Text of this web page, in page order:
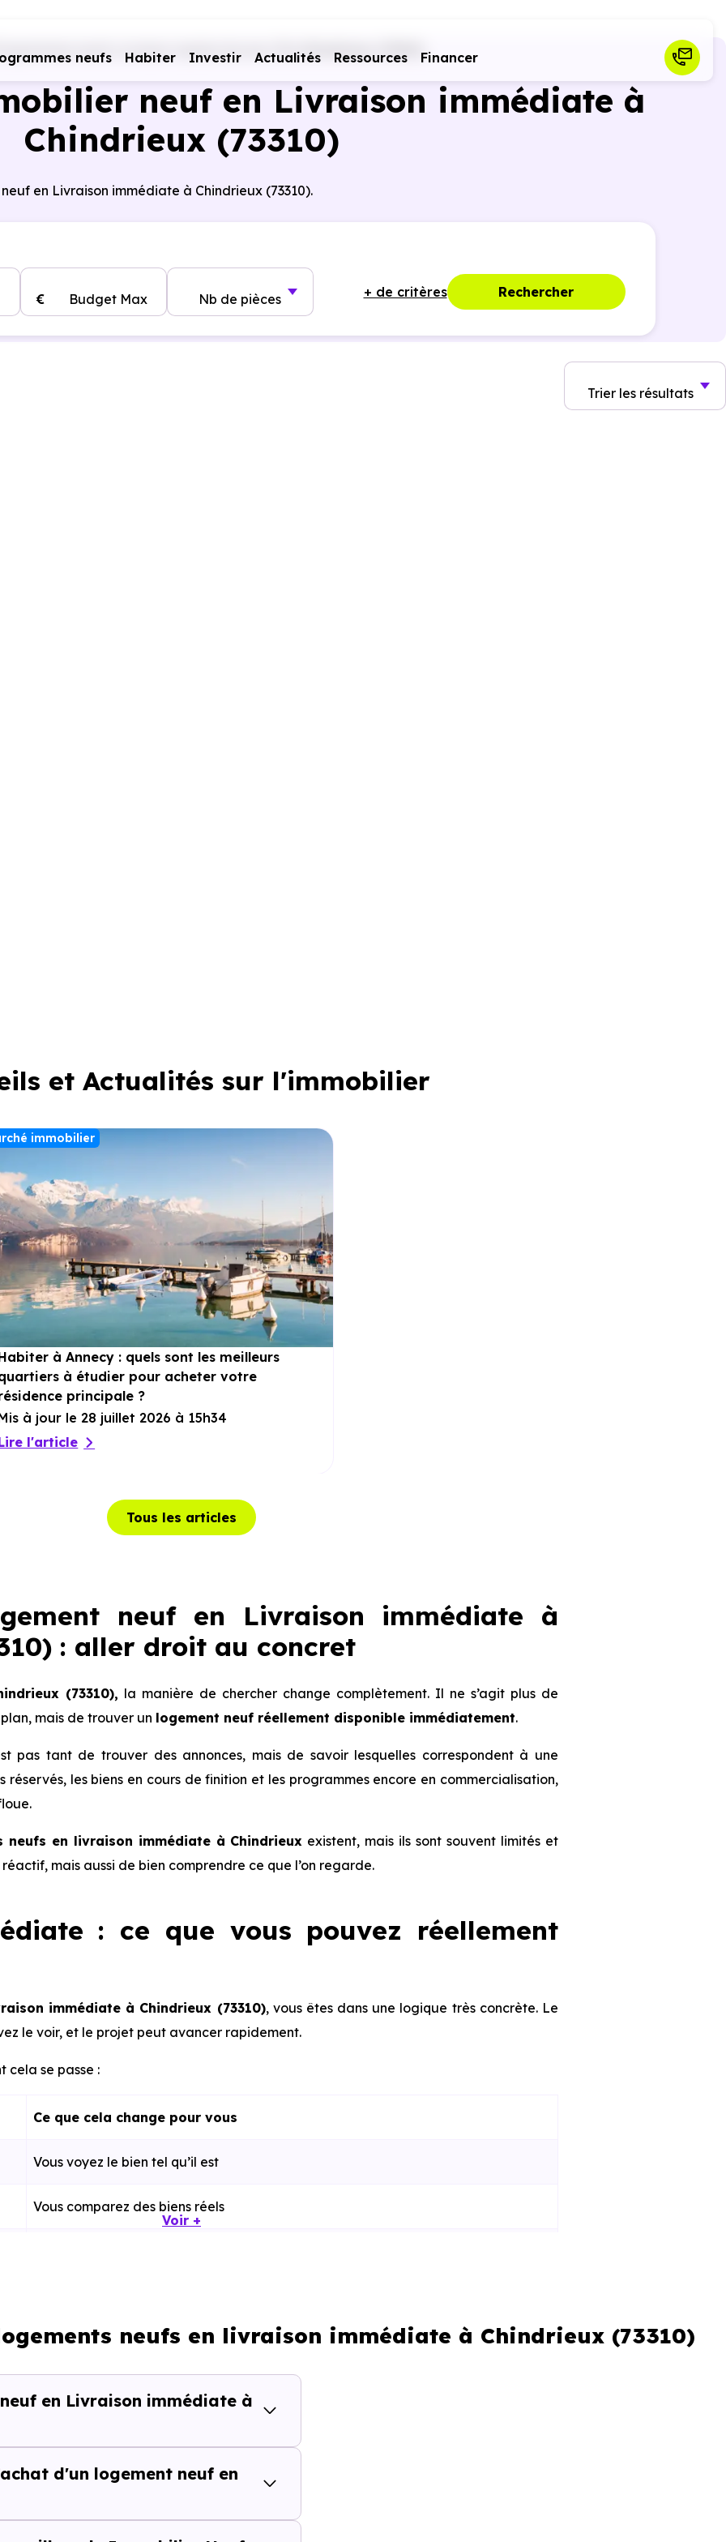
neufs Habiter Investir Actualités Ressources Financer
Programmes neufs Livraison rapide Savoie (73) Chindrieux (73310)
neuf en Livraison immédiate à
Chindrieux (73310)
en Livraison immédiate à Chindrieux (73310).
Budget Max
€ Nb de pièces + de critères Rechercher
Trier les résultats
et Actualités sur l'immobilier
immobilier
à Annecy : quels sont les meilleurs
à étudier pour acheter votre
principale ?
à jour le 28 juillet 2026 à 15h34
l'article
Tous les articles
neuf en Livraison immédiate à
: aller droit au concret
(73310), la manière de chercher change complètement. Il ne s’agit plus de
mais de trouver un logement neuf réellement disponible immédiatement.
pas tant de trouver des annonces, mais de savoir lesquelles correspondent à une
réservés, les biens en cours de finition et les programmes encore en commercialisation,
neufs en livraison immédiate à Chindrieux existent, mais ils sont souvent limités et
mais aussi de bien comprendre ce que l’on regarde.
: ce que vous pouvez réellement
immédiate à Chindrieux (73310), vous êtes dans une logique très concrète. Le
le voir, et le projet peut avancer rapidement.
cela se passe :
Ce que cela change pour vous
Vous voyez le bien tel qu’il est
Vous comparez des biens réels
Possible plus rapidement
adapté si vous avez une contrainte de calendrier ou si vous souhaitez éviter
de temps dans une recherche urgente
inutile ou chaque information imprécise peut vous faire perdre plusieurs jours.
Voir +
neufs en livraison immédiate à Chindrieux (73310)
en Livraison immédiate à
d'un logement neuf en